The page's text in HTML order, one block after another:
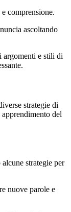
comprensione.
ascoltando
argomenti e stili di
strategie di
del
strategie per
nuove parole e